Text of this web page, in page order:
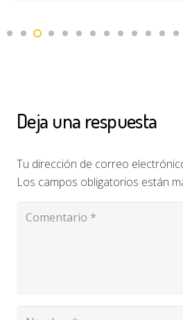
Deja una respuesta
Tu dirección de correo
Los campos obligatorios están